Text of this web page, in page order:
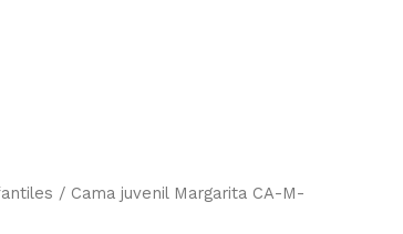
/ Cama juvenil Margarita CA-M-
Rango